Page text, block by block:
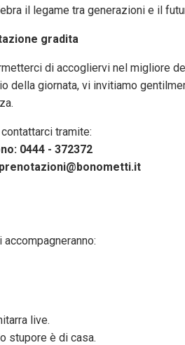
il legame tra generazioni e il
gradita
di accogliervi nel migliore
della giornata, vi invitiamo
tramite:
0444 - 372372
prenotazioni@bonometti.it
live.
stupore è di casa.